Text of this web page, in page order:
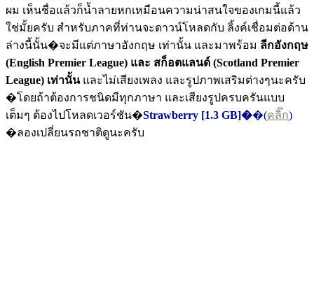
ผม เห็นชื่อแล้วก็น้ำลายหกเหมือนความน่าสนใจของเกมนี้แล้ว
ใช่มั้ยครับ สำหรับภาคที่ท่านจะดาวน์โหลดกับ ลิ้งค์เชื่อมต่อด้าน
ล่างนี้นั้น�จะมีแต่ภาษาอังกฤษ เท่านั้น และมาพร้อม ลีกอังกฤษ
(English Premier League) และ สก็อตแลนด์ (Scotland Premier
League) เท่านั้นและไม่เสียงเพลง และรูปภาพเสริมต่างๆนะครับ
�โดยถ้าต้องการชนิดมีทุกภาษา และเสียงรูปครบครันแบบ
เต็มๆ ต้องไปโหลดเวอร์ชัน�Strawberry [1.3 GB]��(คลิ๊ก)
�ลองเปลี่ยนรถชาติดูนะครับ